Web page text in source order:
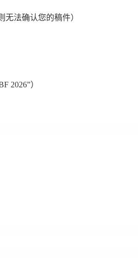
无法确认您的稿件）
2026”）